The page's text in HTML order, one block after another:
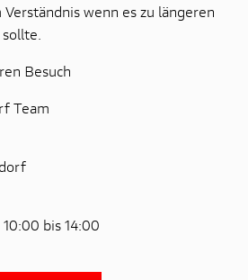
wenn es zu längeren
Besuch
Team
bis 14:00